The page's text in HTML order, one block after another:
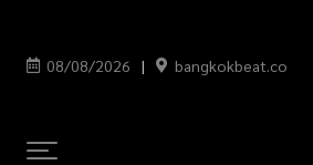
08/08/2026 bangkokbeat.co